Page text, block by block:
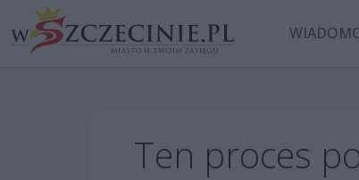
Ten proces